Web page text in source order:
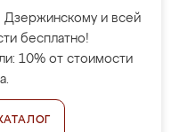
и всей
бесплатно!
10% от стоимости